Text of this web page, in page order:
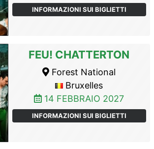
INFORMAZIONI SUI BIGLIETTI
FEU! CHATTERTON
Forest National
Bruxelles
14 FEBBRAIO 2027
INFORMAZIONI SUI BIGLIETTI